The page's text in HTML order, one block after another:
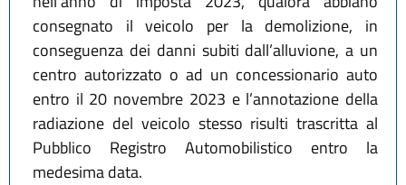
consegnato il veicolo per la demolizione, in
conseguenza dei danni subiti dall’alluvione, a un
centro autorizzato o ad un concessionario auto
entro il 20 novembre 2023 e l’annotazione della
radiazione del veicolo stesso risulti trascritta al
Pubblico Registro Automobilistico entro la
medesima data.